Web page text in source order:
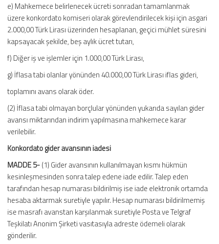
e) Mahkemece belirlenecek ücreti sonradan tamamlanmak
üzere konkordato komiseri olarak görevlendirilecek kişi için asgari
2.000,00 Türk Lirası üzerinden hesaplanan, geçici mühlet süresini
kapsayacak şekilde, beş aylık ücret tutarı,
f) Diğer iş ve işlemler için 1.000,00 Türk Lirası,
g) İflasa tabi olanlar yönünden 40.000,00 Türk Lirası iflas gideri,
toplamını avans olarak öder.
(2) İflasa tabi olmayan borçlular yönünden yukarıda sayılan gider
avansı miktarından indirim yapılmasına mahkemece karar
verilebilir.
Konkordato gider avansının iadesi
MADDE 5-(1) Gider avansının kullanılmayan kısmı hükmün
kesinleşmesinden sonra talep edene iade edilir. Talep eden
tarafından hesap numarası bildirilmiş ise iade elektronik ortamda
hesaba aktarmak suretiyle yapılır. Hesap numarası bildirilmemiş
ise masrafı avanstan karşılanmak suretiyle Posta ve Telgraf
Teşkilatı Anonim Şirketi vasıtasıyla adreste ödemeli olarak
gönderilir.